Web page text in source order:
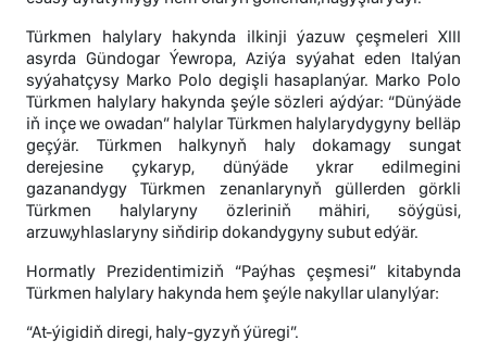
Türkmen halylary hakynda ilkinji ýazuw çeşmeleri XIII
asyrda Gündogar Ýewropa, Aziýa syýahat eden Italýan
syýahatçysy Marko Polo degişli hasaplanýar. Marko Polo
Türkmen halylary hakynda şeýle sözleri aýdýar: “Dünýäde
iň inçe we owadan” halylar Türkmen halylarydygyny belläp
geçýär. Türkmen halkynyň haly dokamagy sungat
derejesine çykaryp, dünýäde ykrar edilmegini
gazanandygy Türkmen zenanlarynyň güllerden görkli
Türkmen halylaryny özleriniň mähiri, söýgüsi,
arzuw,yhlaslaryny siňdirip dokandygyny subut edýär.
Hormatly Prezidentimiziň “Paýhas çeşmesi” kitabynda
Türkmen halylary hakynda hem şeýle nakyllar ulanylýar:
“At-ýigidiň diregi, haly-gyzyň ýüregi”.